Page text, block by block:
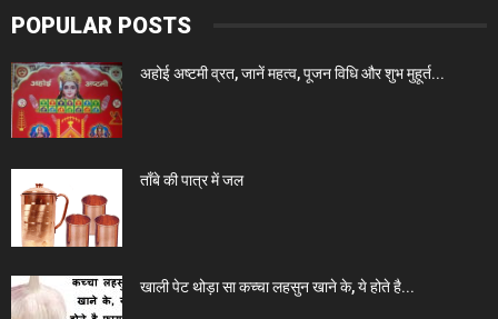
POPULAR POSTS
अहोई अष्टमी व्रत, जानें महत्व, पूजन विधि और शुभ मुहूर्त...
ताँबे की पात्र में जल
खाली पेट थोड़ा सा कच्चा लहसुन खाने के, ये होते है...